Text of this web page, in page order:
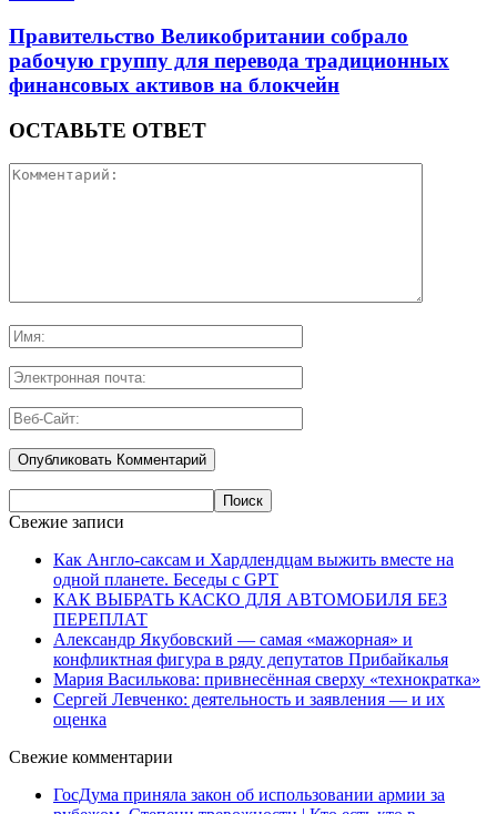
Правительство Великобритании собрало
рабочую группу для перевода традиционных
финансовых активов на блокчейн
ОСТАВЬТЕ ОТВЕТ
Свежие записи
Как Англо-саксам и Хардлендцам выжить вместе на
одной планете. Беседы с GPT
КАК ВЫБРАТЬ КАСКО ДЛЯ АВТОМОБИЛЯ БЕЗ
ПЕРЕПЛАТ
Александр Якубовский — самая «мажорная» и
конфликтная фигура в ряду депутатов Прибайкалья
Мария Василькова: привнесённая сверху «технократка»
Сергей Левченко: деятельность и заявления — и их
оценка
Свежие комментарии
ГосДума приняла закон об использовании армии за